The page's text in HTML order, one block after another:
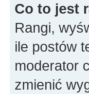
Co to jest
Rangi,
ile postów
moderator
zmienić